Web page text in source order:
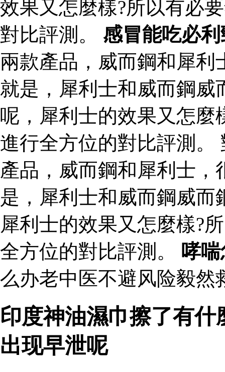
效果又怎麼樣?所以有必
對比評測。 感冒能吃必
兩款產品，威而鋼和犀
就是，犀利士和威而鋼威
呢，犀利士的效果又怎麼
進行全方位的對比評測。
產品，威而鋼和犀利士
是，犀利士和威而鋼威
犀利士的效果又怎麼樣?
全方位的對比評測。 哮
么办老中医不避风险毅然
印度神油濕巾擦了有
出现早泄呢